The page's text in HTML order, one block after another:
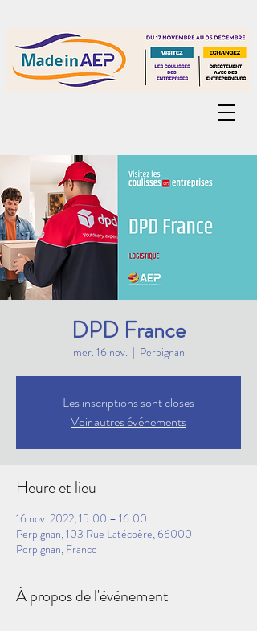
DPD France
mer. 16 nov.
  |
Perpignan
Les inscriptions sont closes
Voir autres événements
Heure et lieu
16 nov. 2022, 15:00 – 16:00
Perpignan, 103 Rue Latécoère, 66000
Perpignan, France
À propos de l'événement